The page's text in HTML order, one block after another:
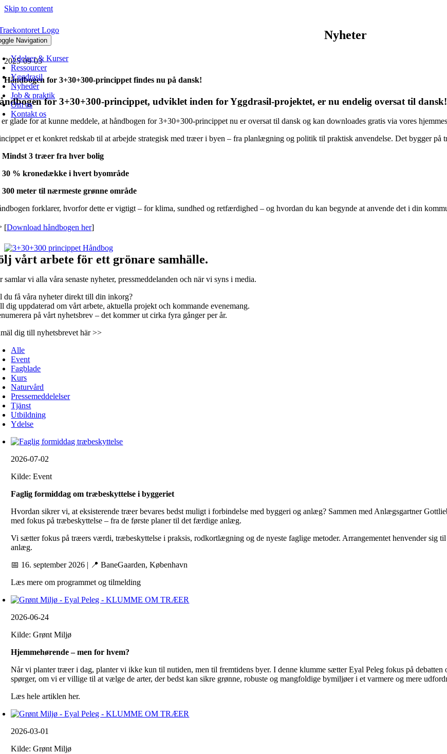
Skip to content
Navigation
Ydelser & Kurser
Ressourcer
Yggdrasil
Nyheder
Job & praktik
Om os
Kontakt os
Nyheter
2025-09-03
Håndbogen for 3+30+300-princippet findes nu på dansk!
for 3+30+300-princippet, udviklet inden for Yggdrasil-projektet, er nu endelig oversat til dansk!
glade for at kunne meddele, at håndbogen for 3+30+300-princippet nu er oversat til dansk og kan downloades gratis via vores
er et konkret redskab til at arbejde strategisk med træer i byen – fra planlægning og politik til praktisk anvendelse. Det bygger på
Mindst 3 træer fra hver bolig
30 % kronedække i hvert byområde
300 meter til nærmeste grønne område
forklarer, hvorfor dette er vigtigt – for klima, sundhed og retfærdighed – og hvordan du kan begynde at anvende det i din
[Download håndbogen her]
vårt arbete för ett grönare samhälle.
samlar vi alla våra senaste nyheter, pressmeddelanden och när vi syns i media.
du få våra nyheter direkt till din inkorg?
dig uppdaterad om vårt arbete, aktuella projekt och kommande evenemang.
på vårt nyhetsbrev – det kommer ut cirka fyra gånger per år.
dig till nyhetsbrevet här >>
Alle
Event
Fagblade
Kurs
Naturvård
Pressemeddelelser
Tjänst
Utbildning
Ydelse
2026-07-02
Kilde: Event
Faglig formiddag om træbeskyttelse i byggeriet
Hvordan sikrer vi, at eksisterende træer bevares bedst muligt i forbindelse med byggeri og anlæg? Sammen med Anlægsgartner
med fokus på træbeskyttelse – fra de første planer til det færdige anlæg.
Vi sætter fokus på træers værdi, træbeskyttelse i praksis, rodkortlægning og de nyeste faglige metoder. Arrangementet henvender sig
anlæg.
📅 16. september 2026 | 📍 BaneGaarden, København
Læs mere om programmet og tilmelding
2026-06-24
Kilde: Grønt Miljø
Hjemmehørende – men for hvem?
Når vi planter træer i dag, planter vi ikke kun til nutiden, men til fremtidens byer. I denne klumme sætter Eyal Peleg fokus på debatten
spørger, om vi er villige til at vælge de arter, der bedst kan sikre grønne, robuste og mangfoldige bymiljøer i et varmere og mere
Læs hele artiklen her.
2026-03-01
Kilde: Grønt Miljø